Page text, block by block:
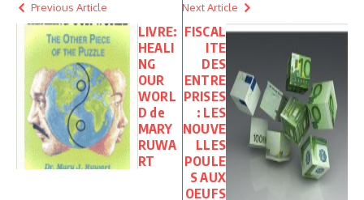
Previous Article
LIVRE:
HEALI
NG
OUR
WORL
D de
MARY
RUWA
RT
Next Article
FISCAL
ITE
DES
ENTRE
PRISES
: LES
NOUVE
LLES
POULE
S AUX
OEUFS